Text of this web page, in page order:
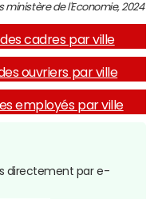
ministère de l'Economie, 2024
cadres par ville
ouvriers par ville
employés par ville
directement par e-